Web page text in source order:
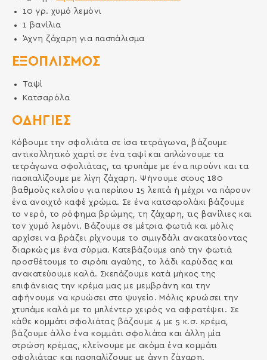
ΟΔΗΓΙΕΣ
Κόβουμε την σφολιάτα σε ίσα τετράγωνα, βάζουμε
αντικολλητικό χαρτί σε ένα ταψί και απλώνουμε τα
τετράγωνα σφολιάτας, τα τρυπάμε με ένα πιρούνι και τα
πασπαλίζουμε με λίγη ζάχαρη. Ψήνουμε στους 180
βαθμούς κελσίου για περίπου 15 λεπτά ή μέχρι να πάρουν
ένα ανοιχτό καφέ χρώμα. Σε ένα κατσαρολάκι βάζουμε
το νερό, το ρόφημα βρώμης, τη ζάχαρη, τις βανίλιες και
τον χυμό λεμόνι. Βάζουμε σε μέτρια φωτιά και μόλις
αρχίσει να βράζει ρίχνουμε το σιμιγδάλι ανακατεύοντας
διαρκώς με ένα σύρμα. Κατεβάζουμε από την φωτιά
προσθέτουμε το σιρόπι αγαύης, το λάδι καρύδας και
ανακατεύουμε καλά. Σκεπάζουμε κατά μήκος της
επιφάνειας την κρέμα μας με μεμβράνη και την
αφήνουμε να κρυώσει στο ψυγείο. Μόλις κρυώσει την
χτυπάμε καλά με το μπλέντερ χειρός να αφρατέψει. Σε
κάθε κομμάτι σφολιάτας βάζουμε 4 με 5 κ.σ. κρέμα,
βάζουμε άλλο ένα κομμάτι σφολιάτα και άλλη μία
στρώση κρέμας, κλείνουμε με ακόμα ένα κομμάτι
σφολιάτας και πασπαλίζουμε με άχνη ζάχαρη.
10γρ. χυμό λεμόνι
1 βανίλια
Άχνη ζάχαρη για πασπάλισμα
ΕΞΟΠΛΙΣΜΌΣ
Ταψί
Κατσαρόλα